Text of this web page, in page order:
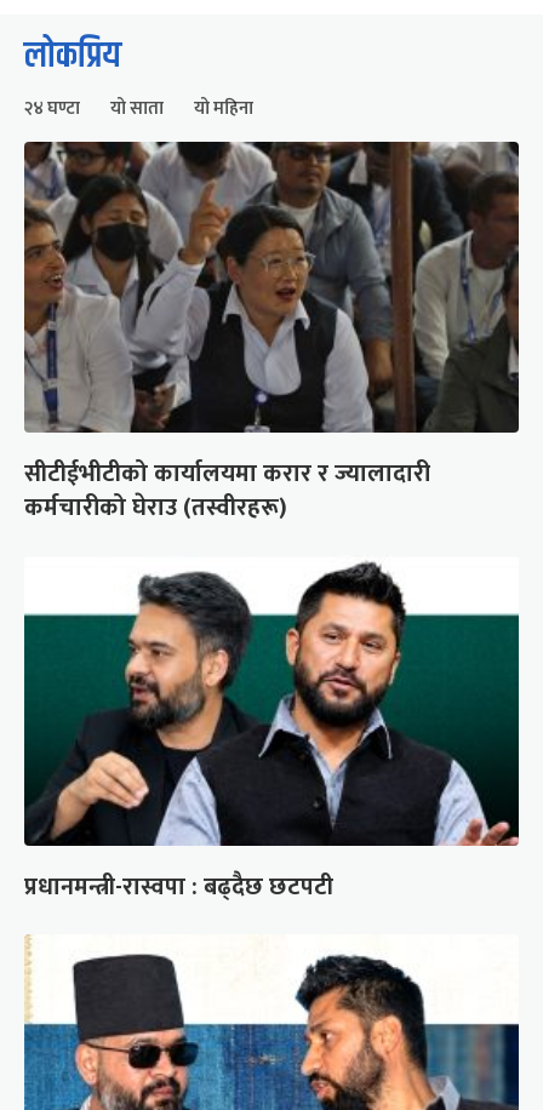
लोकप्रिय
२४ घण्टा यो साता यो महिना
सीटीईभीटीको कार्यालयमा करार र ज्यालादारी
कर्मचारीको घेराउ (तस्वीरहरू)
प्रधानमन्त्री-रास्वपा : बढ्दैछ छटपटी